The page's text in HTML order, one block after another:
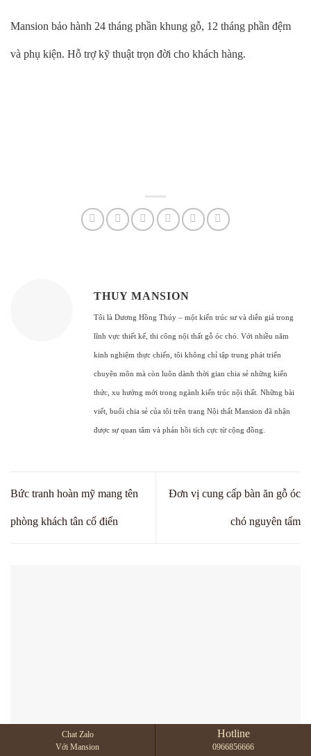
Mansion bảo hành 24 tháng phần khung gỗ, 12 tháng phần đệm
và phụ kiện. Hỗ trợ kỹ thuật trọn đời cho khách hàng.
THUY MANSION
Tôi là Dương Hồng Thúy – một kiến trúc sư và diễn giả trong
lĩnh vực thiết kế, thi công nội thất gỗ óc chó. Với nhiều năm
kinh nghiệm thực chiến, tôi không chỉ tập trung phát triển
chuyên môn mà còn luôn dành thời gian chia sẻ những kiến
thức, xu hướng mới trong ngành kiến trúc nội thất. Những bài
viết, buổi chia sẻ của tôi trên trang Nội thất Mansion đã nhận
được sự quan tâm và phản hồi tích cực từ cộng đồng.
Bức tranh hoàn mỹ mang tên
phòng khách tân cổ điển
Đơn vị cung cấp bàn ăn gỗ óc
chó nguyên tấm
Mid-century Modern nội thất gỗ óc chó cho căn hộ trẻ
Chat Zalo
Với Mansion
Hotline
0966856666